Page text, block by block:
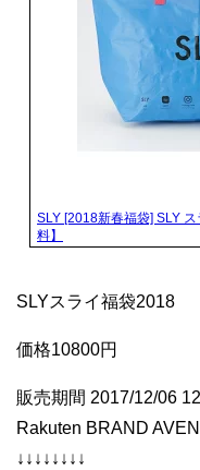
SLY [2018新春福袋] SLY
料】
SLYスライ福袋2018
価格10800円
販売期間 2017/12/06
Rakuten BRAND
↓↓↓↓↓↓↓↓